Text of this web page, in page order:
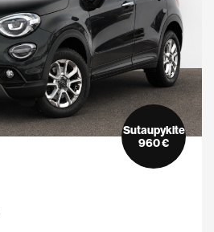
Sutaupykite
960 €